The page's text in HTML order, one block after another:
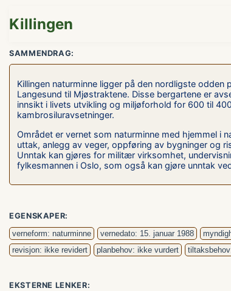
Killingen
SAMMENDRAG:
Killingen naturminne ligger på den nordligste
Langesund til Mjøstraktene. Disse bergartene er
innsikt i livets utvikling og miljøforhold for 600 til
kambrosiluravsetninger.
Området er vernet som naturminne med hjemmel i
uttak, anlegg av veger, oppføring av bygninger og
Unntak kan gjøres for militær virksomhet,
fylkesmannen i Oslo, som også kan gjøre unntak
EGENSKAPER:
verneform: naturminne
vernedato: 15. januar 1988
revisjon: ikke revidert
planbehov: ikke vurdert
EKSTERNE LENKER: